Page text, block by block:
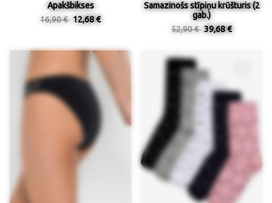
Apakšbikses
16,90 € 12,68 €
Samazinošs stīpiņu krūšturis (2
gab.)
52,90 € 39,68 €